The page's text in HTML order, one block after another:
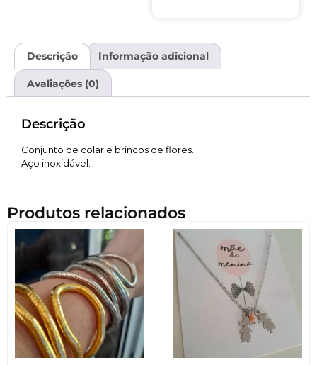
Descrição Informação adicional
Avaliações (0)
Descrição
Conjunto de colar e brincos de flores.
Aço inoxidável.
Produtos relacionados